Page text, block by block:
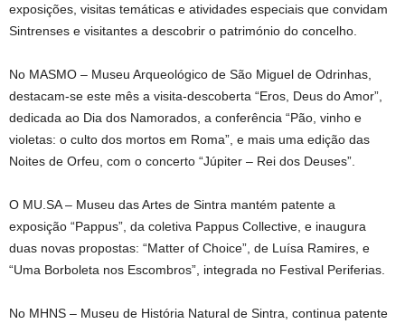
exposições, visitas temáticas e atividades especiais que convidam
Sintrenses e visitantes a descobrir o património do concelho.
No MASMO – Museu Arqueológico de São Miguel de Odrinhas,
destacam‑se este mês a visita‑descoberta “Eros, Deus do Amor”,
dedicada ao Dia dos Namorados, a conferência “Pão, vinho e
violetas: o culto dos mortos em Roma”, e mais uma edição das
Noites de Orfeu, com o concerto “Júpiter – Rei dos Deuses”.
O MU.SA – Museu das Artes de Sintra mantém patente a
exposição “Pappus”, da coletiva Pappus Collective, e inaugura
duas novas propostas: “Matter of Choice”, de Luísa Ramires, e
“Uma Borboleta nos Escombros”, integrada no Festival Periferias.
No MHNS – Museu de História Natural de Sintra, continua patente